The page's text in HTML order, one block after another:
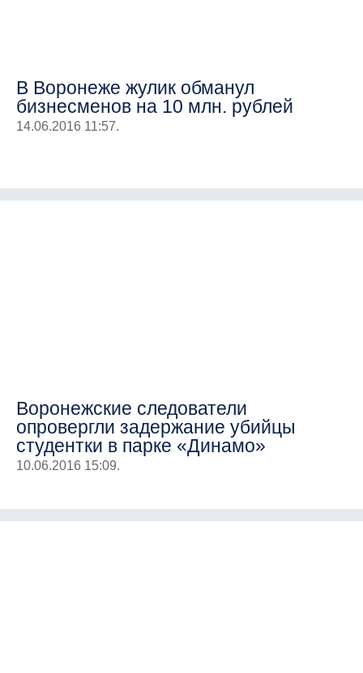
В Воронеже жулик обманул
бизнесменов на 10 млн. рублей
14.06.2016 11:57.
Воронежские следователи
опровергли задержание убийцы
студентки в парке «Динамо»
10.06.2016 15:09.